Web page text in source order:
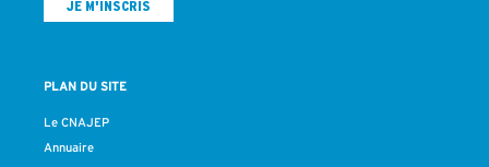
PLAN DU SITE
Le CNAJEP
Annuaire